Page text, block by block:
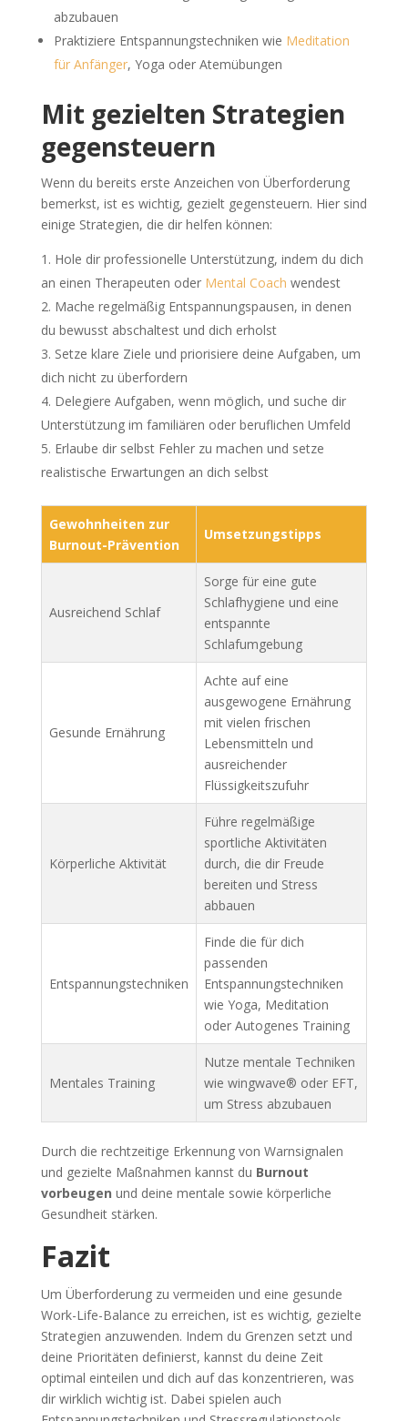
abzubauen
Praktiziere Entspannungstechniken wie Meditation
für Anfänger, Yoga oder Atemübungen
Mit gezielten Strategien
gegensteuern
Wenn du bereits erste Anzeichen von Überforderung
bemerkst, ist es wichtig, gezielt gegensteuern. Hier sind
einige Strategien, die dir helfen können:
Hole dir professionelle Unterstützung, indem du dich
an einen Therapeuten oder Mental Coach wendest
Mache regelmäßig Entspannungspausen, in denen
du bewusst abschaltest und dich erholst
Setze klare Ziele und priorisiere deine Aufgaben, um
dich nicht zu überfordern
Delegiere Aufgaben, wenn möglich, und suche dir
Unterstützung im familiären oder beruflichen Umfeld
Erlaube dir selbst Fehler zu machen und setze
realistische Erwartungen an dich selbst
Gewohnheiten zur
Burnout-Prävention
Umsetzungstipps
Ausreichend Schlaf
Sorge für eine gute
Schlafhygiene und eine
entspannte
Schlafumgebung
Gesunde Ernährung
Achte auf eine
ausgewogene Ernährung
mit vielen frischen
Lebensmitteln und
ausreichender
Flüssigkeitszufuhr
Körperliche Aktivität
Führe regelmäßige
sportliche Aktivitäten
durch, die dir Freude
bereiten und Stress
abbauen
Entspannungstechniken
Finde die für dich
passenden
Entspannungstechniken
wie Yoga, Meditation
oder Autogenes Training
Mentales Training
Nutze mentale Techniken
wie wingwave® oder EFT,
um Stress abzubauen
Durch die rechtzeitige Erkennung von Warnsignalen
und gezielte Maßnahmen kannst du Burnout
vorbeugen und deine mentale sowie körperliche
Gesundheit stärken.
Fazit
Um Überforderung zu vermeiden und eine gesunde
Work-Life-Balance zu erreichen, ist es wichtig, gezielte
Strategien anzuwenden. Indem du Grenzen setzt und
deine Prioritäten definierst, kannst du deine Zeit
optimal einteilen und dich auf das konzentrieren, was
dir wirklich wichtig ist. Dabei spielen auch